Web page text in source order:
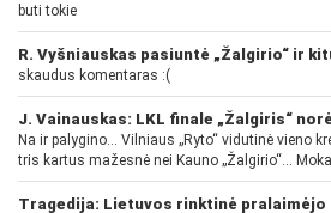
buti tokie
skaudus komentaras :(
Na ir palygino... Vilniaus „Ryto“ vidutinė vieno
tris kartus mažesnė nei Kauno „Žalgirio“...
pinigų - nėra gerų žaidėjų...